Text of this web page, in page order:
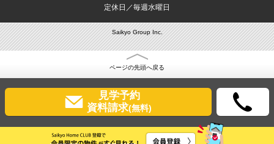
定休日／毎週水曜日
Saikyo Group Inc.
ページの先頭へ戻る
見学予約
資料請求(無料)